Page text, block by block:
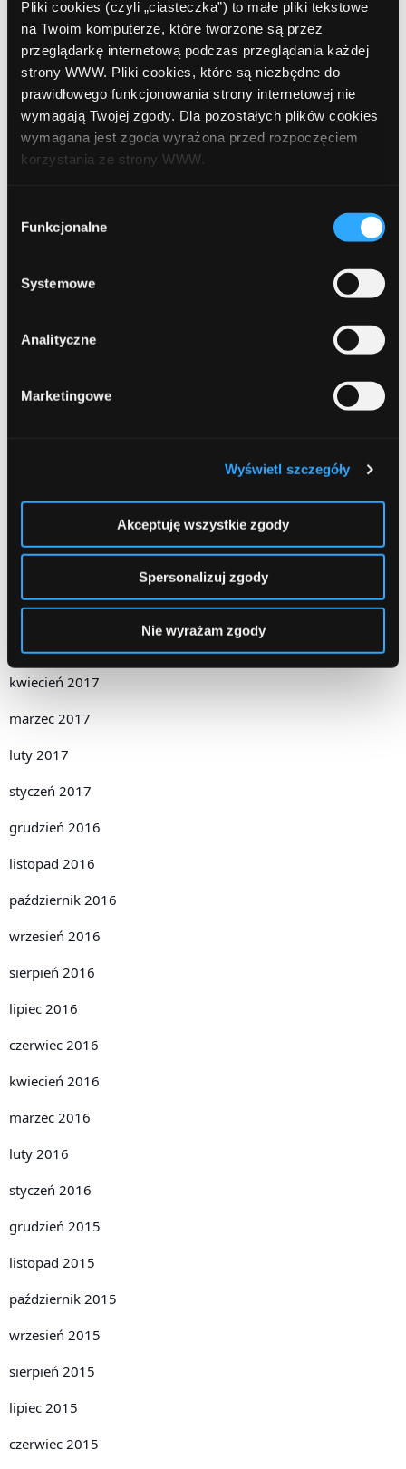
Pliki cookies (czyli „ciasteczka”) to małe pliki tekstowe
na Twoim komputerze, które tworzone są przez
przeglądarkę internetową podczas przeglądania każdej
strony WWW. Pliki cookies, które są niezbędne do
prawidłowego funkcjonowania strony internetowej nie
wymagają Twojej zgody. Dla pozostałych plików cookies
wymagana jest zgoda wyrażona przed rozpoczęciem
korzystania ze strony WWW.
formy korzystania z plików cookies. Więcej:
Polityka
zgody
Funkcjonalne
Systemowe
Analityczne
Marketingowe
Wyświetl szczegóły
Akceptuję wszystkie zgody
Spersonalizuj zgody
Nie wyrażam zgody
czerwiec 2019
maj 2019
kwiecień 2019
grudzień 2018
sierpień 2018
marzec 2018
październik 2017
czerwiec 2017
kwiecień 2017
marzec 2017
luty 2017
styczeń 2017
grudzień 2016
listopad 2016
październik 2016
wrzesień 2016
sierpień 2016
lipiec 2016
czerwiec 2016
kwiecień 2016
marzec 2016
luty 2016
styczeń 2016
grudzień 2015
listopad 2015
październik 2015
wrzesień 2015
sierpień 2015
lipiec 2015
czerwiec 2015